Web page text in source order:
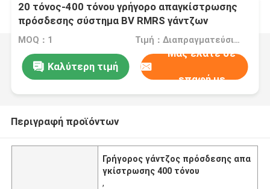
20 τόνος-400 τόνου γρήγορο απαγκίστρωσης
πρόσδεσης σύστημα BV RMRS γάντζων
απελευθέρωσης γάντζων γρήγορο
MOQ：1 Τιμή：Διαπραγματεύσιμα
Καλύτερη τιμή
Μας ελάτε σε
επαφή με
Περιγραφή προϊόντων
Γρήγορος γάντζος πρόσδεσης απα
γκίστρωσης 400 τόνου
,